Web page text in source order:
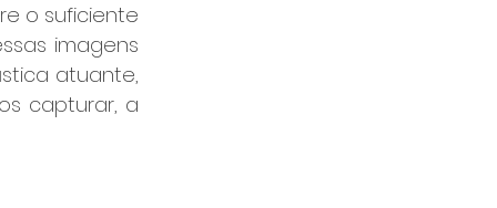
o suficiente
imagens
atuante,
capturar, a